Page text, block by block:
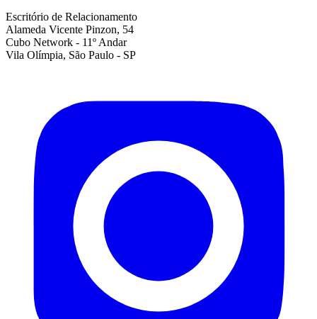
Escritório de Relacionamento
Alameda Vicente Pinzon, 54
Cubo Network - 11º Andar
Vila Olímpia, São Paulo - SP